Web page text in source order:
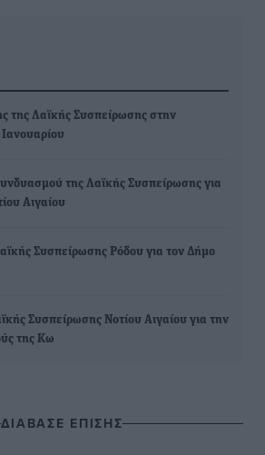
της Λαϊκής Συσπείρωσης στην
της Λαϊκής Συσπείρωσης για
Αιγαίου
Συσπείρωσης Ρόδου για τον Δήμο
Συσπείρωσης Νοτίου Αιγαίου για την
της Κω
ΔΙΑΒΑΣΕ ΕΠΙΣΗΣ